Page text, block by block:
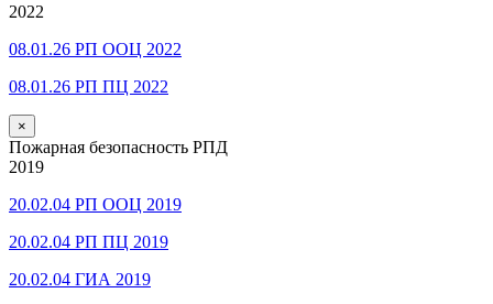
2022
08.01.26 РП ООЦ 2022
08.01.26 РП ПЦ 2022
×
Пожарная безопасность РПД
2019
20.02.04 РП ООЦ 2019
20.02.04 РП ПЦ 2019
20.02.04 ГИА 2019